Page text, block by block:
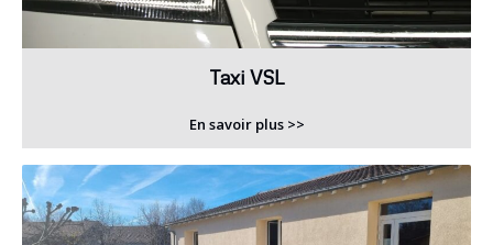
Taxi VSL
En savoir plus >>